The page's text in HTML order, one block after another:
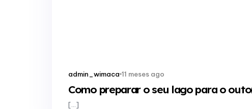
admin_wimaca 11 meses ago
Como preparar o seu lago para o
[…]